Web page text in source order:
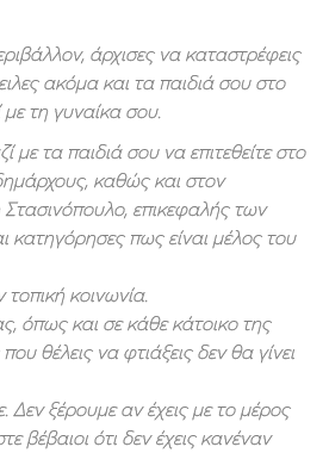
άρχισες να καταστρέφεις
ς ακόμα και τα παιδιά σου στο
τη γυναίκα σου.
με τα παιδιά σου να επιτεθείτε στο
καθώς και στον
επικεφαλής των
κατηγόρησες πως είναι μέλος του
τοπική κοινωνία.
όπως και σε κάθε κάτοικο της
θέλεις να φτιάξεις δεν θα γίνει
ξέρουμε αν έχεις με το μέρος
βέβαιοι ότι δεν έχεις κανέναν